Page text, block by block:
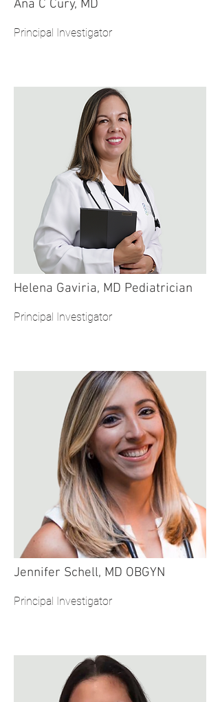
Ana C Cury, MD
Principal Investigator
Helena Gaviria, MD Pediatrician
Principal Investigator
Jennifer Schell, MD OBGYN
Principal Investigator